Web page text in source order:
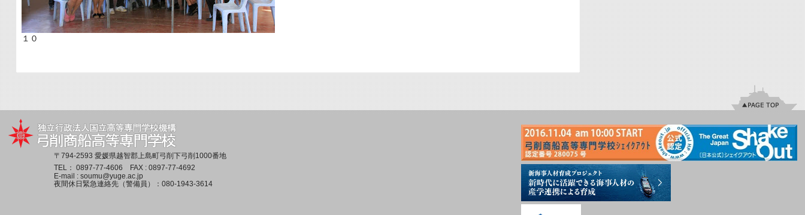
１０
〒794-2593 愛媛県越智郡上島町弓削下弓削1000番地
TEL：0897-77-4606
FAX : 0897-77-4692
E-mail :soumu@yuge.ac.jp
夜間休日緊急連絡先（警備員）：080-1943-3614